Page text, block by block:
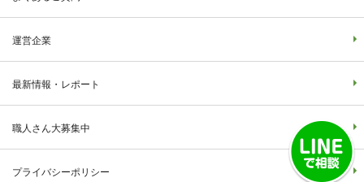
運営企業
最新情報・レポート
職人さん大募集中
プライバシーポリシー